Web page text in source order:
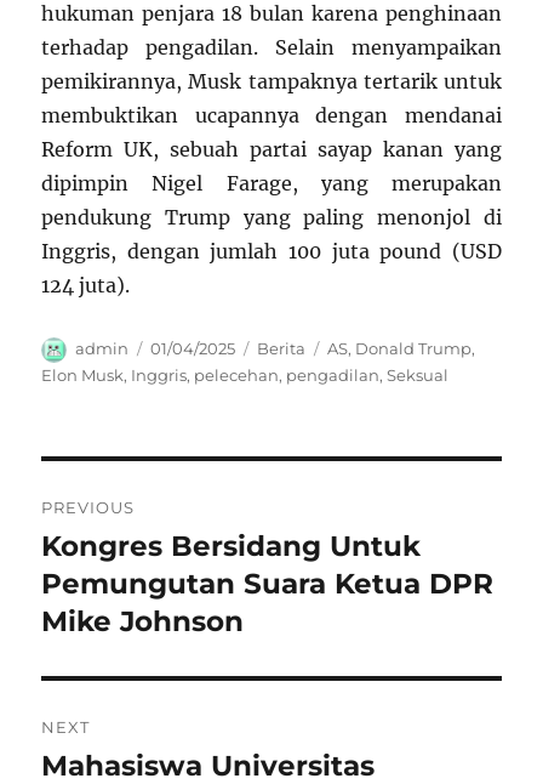
hukuman penjara 18 bulan karena penghinaan
terhadap pengadilan. Selain menyampaikan
pemikirannya, Musk tampaknya tertarik untuk
membuktikan ucapannya dengan mendanai
Reform UK, sebuah partai sayap kanan yang
dipimpin Nigel Farage, yang merupakan
pendukung Trump yang paling menonjol di
Inggris, dengan jumlah 100 juta pound (USD
124 juta).
Author
admin
Posted
on
01/04/2025 Categories
Berita Tags
AS, Donald Trump,
Elon Musk, Inggris, pelecehan, pengadilan,Seksual
pos
PREVIOUS
Previous
post:
Kongres Bersidang Untuk
Pemungutan Suara Ketua DPR
Mike Johnson
NEXT
Next
Mahasiswa Universitas